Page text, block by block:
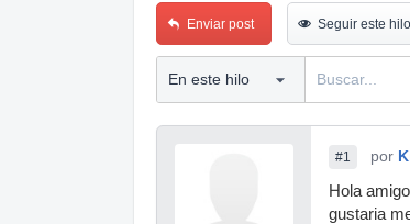
Enviar post Seguir este hilo
#1 por
Hola
gustaria